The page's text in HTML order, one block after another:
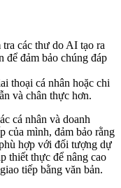
các thư do AI tạo ra
để đảm bảo chúng đáp
thoại cá nhân hoặc chi
và chân thực hơn.
cá nhân và doanh
của mình, đảm bảo rằng
hợp với đối tượng dự
thiết thực để nâng cao
tiếp bằng văn bản.